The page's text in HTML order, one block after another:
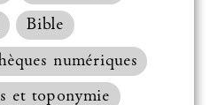
Bible
numériques
et toponymie